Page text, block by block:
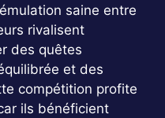
saine entre
rivalisent
des quêtes
et des
compétition profite
ils bénéficient